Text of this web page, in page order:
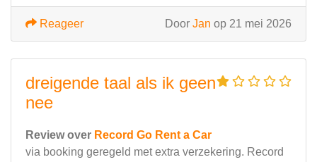
Door Jan op 21 mei 2026
Reageer
dreigende taal als ik geen
nee
Review over Record Go Rent a Car
via booking geregeld met extra verzekering. Record